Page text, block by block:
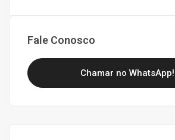
Fale Conosco
Chamar no WhatsApp!